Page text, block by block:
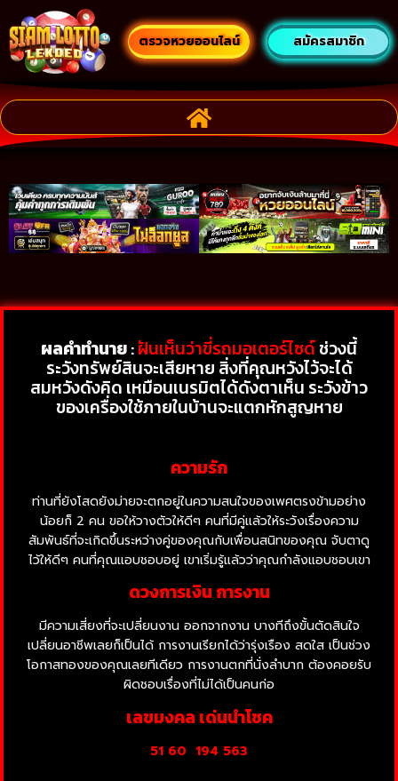
ตรวจหวยออนไลน์ สมัครสมาชิก
ผลคำทำนาย:ฝันเห็นว่าขี่รถมอเตอร์ไซด์ช่วงนี้
ระวังทรัพย์สินจะเสียหาย สิ่งที่คุณหวังไว้จะได้
สมหวังดังคิด เหมือนเนรมิตได้ดังตาเห็น ระวังข้าว
ของเครื่องใช้ภายในบ้านจะแตกหักสูญหาย
ความรัก
ท่านที่ยังโสดยังม่ายจะตกอยู่ในความสนใจของเพศตรงข้ามอย่าง
น้อยก็ 2 คน ขอให้วางตัวให้ดีๆ คนที่มีคู่แล้วให้ระวังเรื่องความ
สัมพันธ์ที่จะเกิดขึ้นระหว่างคู่ของคุณกับเพื่อนสนิทของคุณ จับตาดู
ไว้ให้ดีๆ คนที่คุณแอบชอบอยู่ เขาเริ่มรู้แล้วว่าคุณกำลังแอบชอบเขา
ดวงการเงิน การงาน
มีความเสี่ยงที่จะเปลี่ยนงาน ออกจากงาน บางทีถึงขั้นตัดสินใจ
เปลี่ยนอาชีพเลยก็เป็นได้ การงานเรียกได้ว่ารุ่งเรือง สดใส เป็นช่วง
โอกาสทองของคุณเลยทีเดียว การงานตกที่นั่งลำบาก ต้องคอยรับ
ผิดชอบเรื่องที่ไม่ได้เป็นคนก่อ
เลขมงคล เด่นนำโชค
51 60 194 563